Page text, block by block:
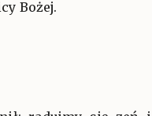
Bożej.